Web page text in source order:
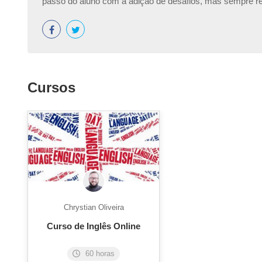
Cursos
Chrystian Oliveira
Curso de Inglês Online
60 horas